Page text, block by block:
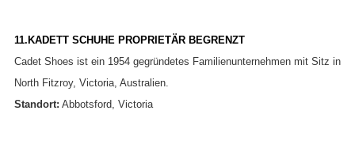
11.KADETT SCHUHE PROPRIETÄR BEGRENZT
Cadet Shoes ist ein 1954 gegründetes Familienunternehmen mit Sitz in
North Fitzroy, Victoria, Australien.
Standort: Abbotsford, Victoria